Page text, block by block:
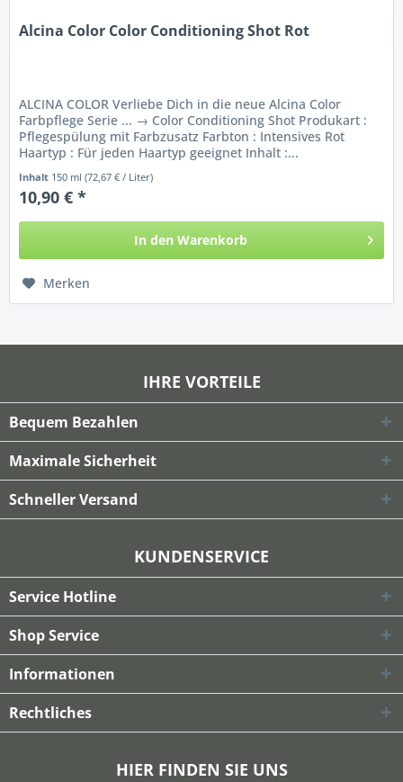
Alcina Color Color Conditioning Shot Rot
ALCINA COLOR Verliebe Dich in die neue Alcina Color
Farbpflege Serie ... → Color Conditioning Shot Produkart :
Pflegespülung mit Farbzusatz Farbton : Intensives Rot
Haartyp : Für jeden Haartyp geeignet Inhalt :...
Inhalt 150 ml(72,67 € / Liter)
10,90 € *
In den Warenkorb
Merken
IHRE VORTEILE
Bequem Bezahlen
Maximale Sicherheit
Schneller Versand
KUNDENSERVICE
Service Hotline
Shop Service
Informationen
Rechtliches
HIER FINDEN SIE UNS